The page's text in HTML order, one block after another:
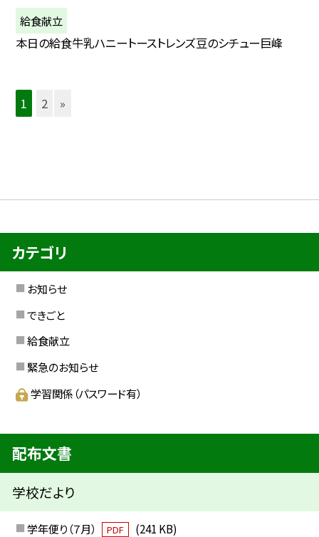
給食献立
本日の給食牛乳ハニートーストレンズ豆のシチュー巨峰
1 2 »
カテゴリ
お知らせ
できごと
給食献立
緊急のお知らせ
学習関係（パスワード有）
配布文書
学校だより
学年便り（７月） PDF
(241 KB)